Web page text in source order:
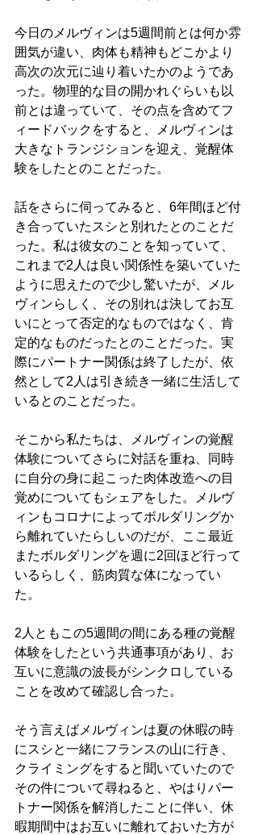
今日のメルヴィンは5週間前とは何か雰
囲気が違い、肉体も精神もどこかより
高次の次元に辿り着いたかのようであ
った。物理的な目の開かれぐらいも以
前とは違っていて、その点を含めてフ
ィードバックをすると、メルヴィンは
大きなトランジションを迎え、覚醒体
験をしたとのことだった。
話をさらに伺ってみると、6年間ほど付
き合っていたスシと別れたとのことだ
った。私は彼女のことを知っていて、
これまで2人は良い関係性を築いていた
ように思えたので少し驚いたが、メル
ヴィンらしく、その別れは決してお互
いにとって否定的なものではなく、肯
定的なものだったとのことだった。実
際にパートナー関係は終了したが、依
然として2人は引き続き一緒に生活して
いるとのことだった。
そこから私たちは、メルヴィンの覚醒
体験についてさらに対話を重ね、同時
に自分の身に起こった肉体改造への目
覚めについてもシェアをした。メルヴ
ィンもコロナによってボルダリングか
ら離れていたらしいのだが、ここ最近
またボルダリングを週に2回ほど行って
いるらしく、筋肉質な体になってい
た。
2人ともこの5週間の間にある種の覚醒
体験をしたという共通事項があり、お
互いに意識の波長がシンクロしている
ことを改めて確認し合った。
そう言えばメルヴィンは夏の休暇の時
にスシと一緒にフランスの山に行き、
クライミングをすると聞いていたので
その件について尋ねると、やはりパー
トナー関係を解消したことに伴い、休
暇期間中はお互いに離れておいた方が